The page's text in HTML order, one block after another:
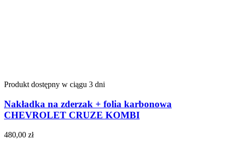
Produkt dostępny w ciągu 3 dni
Nakładka na zderzak + folia karbonowa
CHEVROLET CRUZE KOMBI
480,00 zł